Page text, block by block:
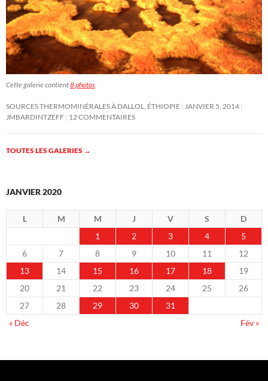
Cette galerie contient8 photos.
SOURCES THERMOMINÉRALES À DALLOL, ÉTHIOPIE JANVIER 5, 2014
JMBARDINTZEFF 12 COMMENTAIRES
TOUTES LES GALERIES →
JANVIER 2020
L M M J V S
D
1
2 3 4
5
6
7 8 9 10 11
12
13
14 15 16 17 18
19
20
21 22 23 24 25
26
27
28 29 30
31
« Déc
Fév »